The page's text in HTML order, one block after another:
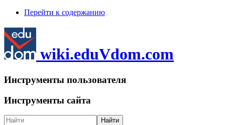
Перейти к содержанию
wiki.eduVdom.com
Инструменты пользователя
Инструменты сайта
Найти